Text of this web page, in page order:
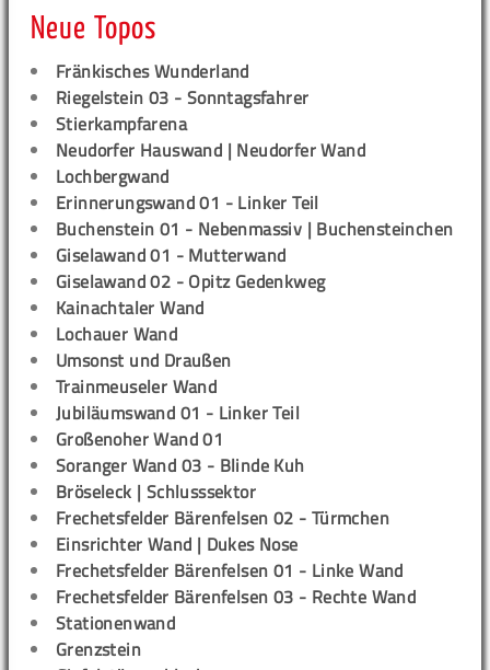
Neue Topos
Fränkisches Wunderland
Riegelstein 03 - Sonntagsfahrer
Stierkampfarena
Neudorfer Hauswand | Neudorfer Wand
Lochbergwand
Erinnerungswand 01 - Linker Teil
Buchenstein 01 - Nebenmassiv | Buchensteinchen
Giselawand 01 - Mutterwand
Giselawand 02 - Opitz Gedenkweg
Kainachtaler Wand
Lochauer Wand
Umsonst und Draußen
Trainmeuseler Wand
Jubiläumswand 01 - Linker Teil
Großenoher Wand 01
Soranger Wand 03 - Blinde Kuh
Bröseleck | Schlusssektor
Frechetsfelder Bärenfelsen 02 - Türmchen
Einsrichter Wand | Dukes Nose
Frechetsfelder Bärenfelsen 01 - Linke Wand
Frechetsfelder Bärenfelsen 03 - Rechte Wand
Stationenwand
Grenzstein